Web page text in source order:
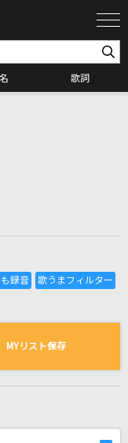
歌詞
の一覧
ジアム伝説)
MYリスト保存